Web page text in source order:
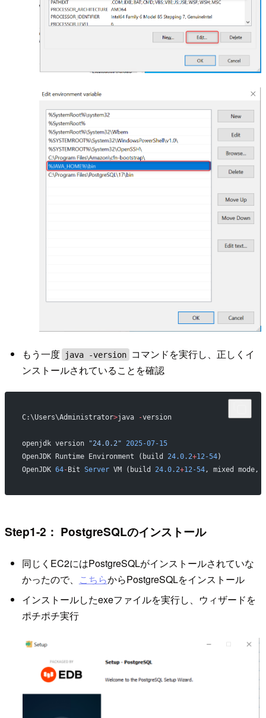
もう一度 java -version
コマンドを実行し、正しくイ
ンストールされていることを確認
C:\Users\Administrator>java -version
openjdk version "24.0.2" 2025-07-15
OpenJDK Runtime Environment (build 24.0.2+12-54)
OpenJDK 64-Bit Server VM (build 24.0.2+12-54, mixed mode,
Step1-2： PostgreSQLのインストール
同じくEC2にはPostgreSQLがインストールされていな
かったので、 こちらからPostgreSQLをインストール
インストールしたexeファイルを実行し、ウィザードを
ポチポチ実行